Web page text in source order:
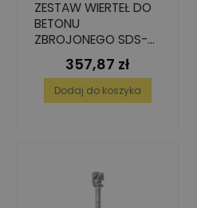
ZESTAW WIERTEŁ DO
BETONU
ZBROJONEGO SDS-
PLUS 12 MM X 210 MM,
10 SZT.Cena
357,87 zł
Dodaj do koszyka